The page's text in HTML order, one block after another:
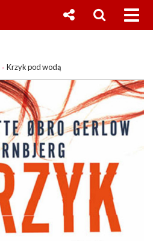
Krzyk pod wodą